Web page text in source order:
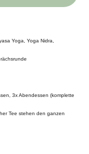
Yoga, Yoga Nidra,
3x Abendessen (komplette
Tee stehen den ganzen